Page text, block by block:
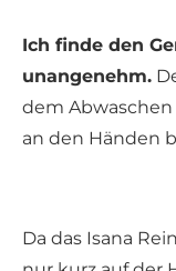
Ich finde den
unangenehm.
dem
an den Händen
Da das Isana